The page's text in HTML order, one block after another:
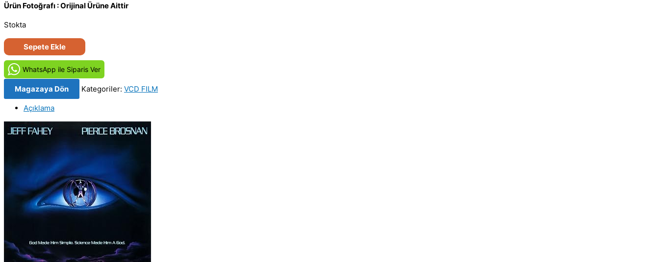
Ürün Fotoğrafı : Orijinal Ürüne Aittir
Stokta
Bahçıvan
-
The
Lawnmower
Man
Orjinal
VCD
Film
Sepete Ekle
WhatsApp ile Siparis Ver
Magazaya Dön Kategoriler: VCD FILM
Açıklama